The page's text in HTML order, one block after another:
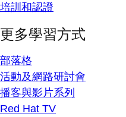
培訓和認證
更多學習方式
部落格
活動及網路研討會
播客與影片系列
Red Hat TV